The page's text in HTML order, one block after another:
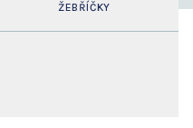
ŽEBŘÍČKY